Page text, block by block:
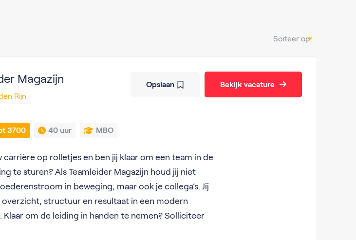
Sorteer op:
Magazijn
Rijn
3700 40 uur MBO
carrière op rolletjes en ben jij klaar om een team in de
te sturen? Als Teamleider Magazijn houd jij niet
in beweging, maar ook je collega’s. Jij
structuur en resultaat in een modern
Klaar om de leiding in handen te nemen? Solliciteer
Opslaan Bekijk vacature